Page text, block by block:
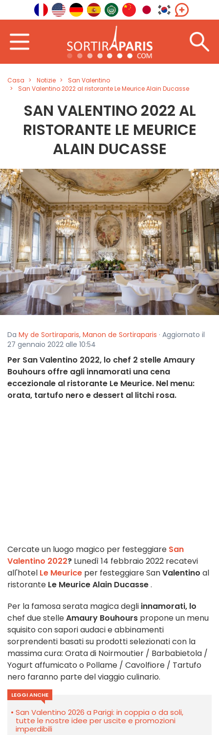
Casa Notizie
San Valentino
San Valentino 2022 al ristorante Le Meurice Alain Ducasse
SAN VALENTINO 2022 AL
RISTORANTE LE MEURICE
ALAIN DUCASSE
Da My de Sortiraparis, Manon de Sortiraparis · Aggiornato il
27 gennaio 2022 alle 10:54
Per San Valentino 2022, lo chef 2 stelle Amaury
Bouhours offre agli innamorati una cena
eccezionale al ristorante Le Meurice. Nel menu:
orata, tartufo nero e dessert al litchi rosa.
Cercate un luogo magico per festeggiare San
Valentino 2022? Lunedì 14 febbraio 2022 recatevi
all'hotel Le Meurice per festeggiare SanValentino al
ristorante Le Meurice Alain Ducasse.
Per la famosa serata magica degli innamorati, lo
chef due stelleAmaury Bouhours propone un menu
squisito con sapori audaci e abbinamenti
sorprendenti basati su prodotti selezionati con la
massima cura: Orata di Noirmoutier / Barbabietola /
Yogurt affumicato o Pollame / Cavolfiore / Tartufo
nero faranno parte del viaggio culinario.
LEGGI ANCHE
San Valentino 2026 a Parigi: in coppia o da soli,
tutte le nostre idee per uscite e promozioni
imperdibili